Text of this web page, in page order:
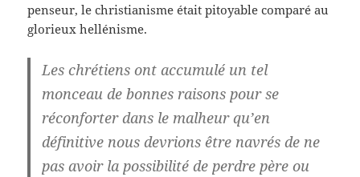
penseur, le christianisme était pitoyable comparé au
glorieux hellénisme.
Les chrétiens ont accumulé un tel
monceau de bonnes raisons pour se
réconforter dans le malheur qu’en
définitive nous devrions être navrés de ne
pas avoir la possibilité de perdre père ou